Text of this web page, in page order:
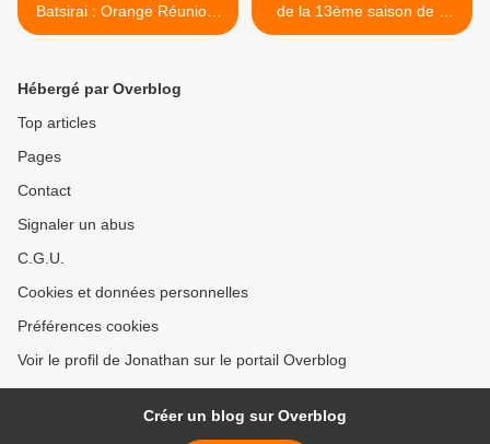
Batsirai : Orange Réunion-
Mayotte fait un état des
de la 13ème saison de «
Top Chef » ! >
Hébergé par Overblog
Top articles
Pages
Contact
Signaler un abus
C.G.U.
Cookies et données personnelles
Préférences cookies
Voir le profil de Jonathan sur le portail Overblog
Créer un blog sur Overblog